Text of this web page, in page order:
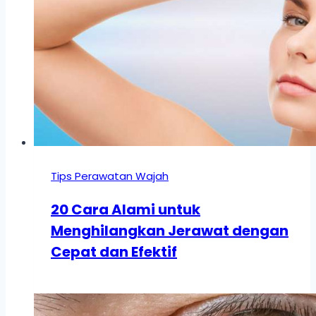
Tips Perawatan Wajah
20 Cara Alami untuk
Menghilangkan Jerawat dengan
Cepat dan Efektif